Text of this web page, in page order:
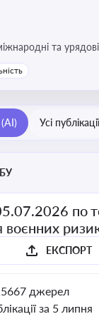
та
воєнні
кредиторів
Усі публікації
по
воєнних
ЕКСПОРТ
джерел
за 5 липня